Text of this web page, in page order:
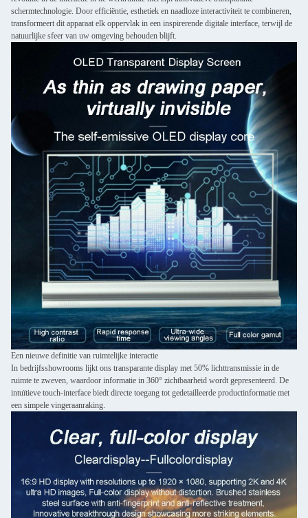
schermtechnologie. Door efficiëntie, esthetiek en naadloze interactiviteit te combineren,
transformeert dit apparaat elk oppervlak in een inspirerende digitale interface, terwijl de
natuurlijke sfeer van uw omgeving behouden blijft.
Een nieuwe definitie van ruimtelijke interactie
In bedrijfsshowrooms lijkt ons transparante display met 50% lichttransmissie in de
ruimte te zweven, waardoor informatie in 360° zichtbaarheid wordt gepresenteerd. De
intuïtieve touch-interface biedt directe toegang tot gedetailleerde productinformatie met
een simpele vingeraanraking.